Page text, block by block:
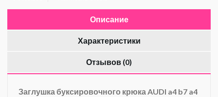
Описание
Характеристики
Отзывов (0)
Заглушка буксировочного крюка AUDI a4 b7 a4